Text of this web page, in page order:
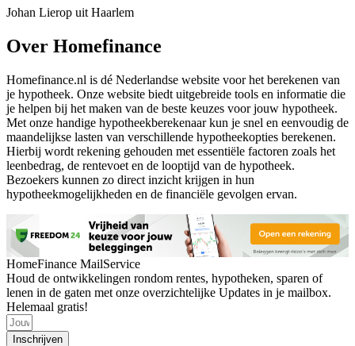
Johan Lierop uit Haarlem
Over Homefinance
Homefinance.nl is dé Nederlandse website voor het berekenen van
je hypotheek. Onze website biedt uitgebreide tools en informatie die
je helpen bij het maken van de beste keuzes voor jouw hypotheek.
Met onze handige hypotheekberekenaar kun je snel en eenvoudig de
maandelijkse lasten van verschillende hypotheekopties berekenen.
Hierbij wordt rekening gehouden met essentiële factoren zoals het
leenbedrag, de rentevoet en de looptijd van de hypotheek.
Bezoekers kunnen zo direct inzicht krijgen in hun
hypotheekmogelijkheden en de financiële gevolgen ervan.
HomeFinance MailService
Houd de ontwikkelingen rondom rentes, hypotheken, sparen of
lenen in de gaten met onze overzichtelijke Updates in je mailbox.
Helemaal gratis!
Inschrijven